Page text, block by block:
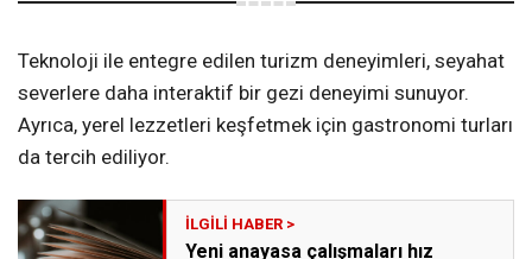
Teknoloji ile entegre edilen turizm deneyimleri, seyahat
severlere daha interaktif bir gezi deneyimi sunuyor.
Ayrıca, yerel lezzetleri keşfetmek için gastronomi turları
da tercih ediliyor.
Yeni anayasa çalışmaları hız